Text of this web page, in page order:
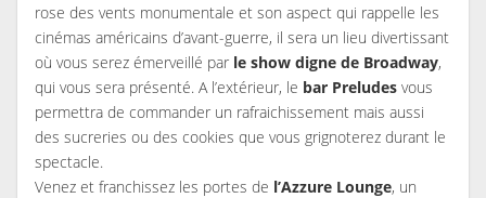
rose des vents monumentale et son aspect qui rappelle les
cinémas américains d’avant-guerre, il sera un lieu divertissant
où vous serez émerveillé par le show digne de Broadway,
qui vous sera présenté. A l’extérieur, le bar Preludes vous
permettra de commander un rafraichissement mais aussi
des sucreries ou des cookies que vous grignoterez durant le
spectacle.
Venez et franchissez les portes de l’Azzure Lounge, un